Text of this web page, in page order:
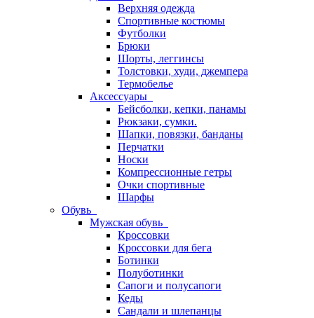
Верхняя одежда
Спортивные костюмы
Футболки
Брюки
Шорты, леггинсы
Толстовки, худи, джемпера
Термобелье
Аксессуары
Бейсболки, кепки, панамы
Рюкзаки, сумки.
Шапки, повязки, банданы
Перчатки
Носки
Компрессионные гетры
Очки спортивные
Шарфы
Обувь
Мужская обувь
Кроссовки
Кроссовки для бега
Ботинки
Полуботинки
Сапоги и полусапоги
Кеды
Сандали и шлепанцы